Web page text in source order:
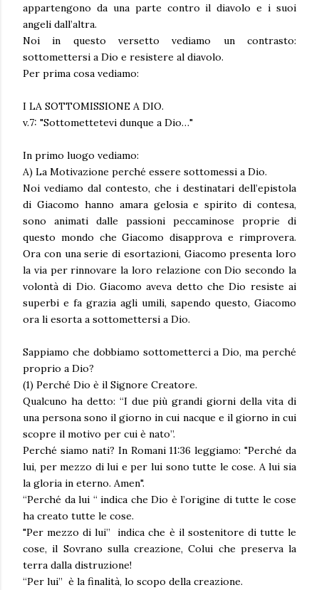
appartengono da una parte contro il diavolo e i suoi
angeli dall’altra.
Noi in questo versetto vediamo un contrasto:
sottomettersi a Dio e resistere al diavolo.
Per prima cosa vediamo:
I LA SOTTOMISSIONE A DIO.
v.7: "Sottomettetevi dunque a Dio…"
In primo luogo vediamo:
A) La Motivazione perché essere sottomessi a Dio.
Noi vediamo dal contesto, che i destinatari dell’epistola
di Giacomo hanno amara gelosia e spirito di contesa,
sono animati dalle passioni peccaminose proprie di
questo mondo che Giacomo disapprova e rimprovera.
Ora con una serie di esortazioni, Giacomo presenta loro
la via per rinnovare la loro relazione con Dio secondo la
volontà di Dio. Giacomo aveva detto che Dio resiste ai
superbi e fa grazia agli umili, sapendo questo, Giacomo
ora li esorta a sottomettersi a Dio.
Sappiamo che dobbiamo sottometterci a Dio, ma perché
proprio a Dio?
(1) Perché Dio è il Signore Creatore.
Qualcuno ha detto: “I due più grandi giorni della vita di
una persona sono il giorno in cui nacque e il giorno in cui
scopre il motivo per cui è nato”.
Perché siamo nati? In Romani 11:36 leggiamo: "Perché da
lui, per mezzo di lui e per lui sono tutte le cose. A lui sia
la gloria in eterno. Amen".
“Perché da lui “ indica che Dio è l’origine di tutte le cose
ha creato tutte le cose.
"Per mezzo di lui” indica che è il sostenitore di tutte le
cose, il Sovrano sulla creazione, Colui che preserva la
terra dalla distruzione!
“Per lui” è la finalità, lo scopo della creazione.